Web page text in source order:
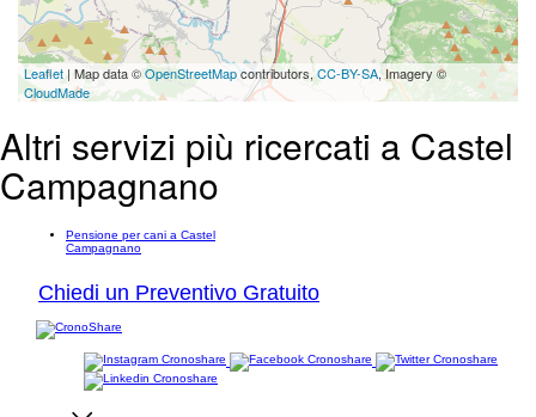
Leaflet | Map data ©OpenStreetMapcontributors, CC-BY-SA, Imagery ©
CloudMade
Altri servizi più ricercati a Castel
Campagnano
Pensione per cani a Castel
Campagnano
Chiedi un Preventivo Gratuito